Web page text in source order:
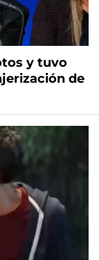
y tuvo
de